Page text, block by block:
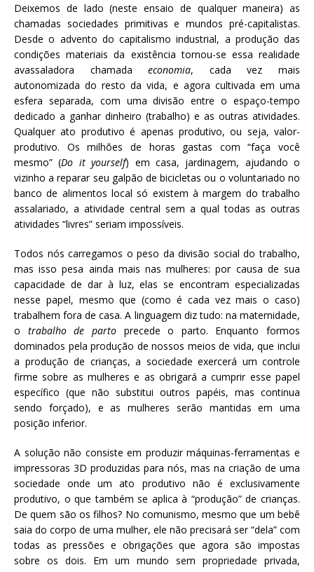
Deixemos de lado (neste ensaio de qualquer maneira) as
chamadas sociedades primitivas e mundos pré-capitalistas.
Desde o advento do capitalismo industrial, a produção das
condições materiais da existência tornou-se essa realidade
avassaladora chamadaeconomia, cada vez mais
autonomizada do resto da vida, e agora cultivada em uma
esfera separada, com uma divisão entre o espaço-tempo
dedicado a ganhar dinheiro (trabalho) e as outras atividades.
Qualquer ato produtivo é apenas produtivo, ou seja, valor-
produtivo. Os milhões de horas gastas com “faça você
mesmo” (Do it yourself) em casa, jardinagem, ajudando o
vizinho a reparar seu galpão de bicicletas ou o voluntariado no
banco de alimentos local só existem à margem do trabalho
assalariado, a atividade central sem a qual todas as outras
atividades “livres” seriam impossíveis.
Todos nós carregamos o peso da divisão social do trabalho,
mas isso pesa ainda mais nas mulheres: por causa de sua
capacidade de dar à luz, elas se encontram especializadas
nesse papel, mesmo que (como é cada vez mais o caso)
trabalhem fora de casa. A linguagem diz tudo: na maternidade,
o trabalho de partoprecede o parto. Enquanto formos
dominados pela produção de nossos meios de vida, que inclui
a produção de crianças, a sociedade exercerá um controle
firme sobre as mulheres e as obrigará a cumprir esse papel
específico (que não substitui outros papéis, mas continua
sendo forçado), e as mulheres serão mantidas em uma
posição inferior.
A solução não consiste em produzir máquinas-ferramentas e
impressoras 3D produzidas para nós, mas na criação de uma
sociedade onde um ato produtivo não é exclusivamente
produtivo, o que também se aplica à “produção” de crianças.
De quem são os filhos? No comunismo, mesmo que um bebê
saia do corpo de uma mulher, ele não precisará ser “dela” com
todas as pressões e obrigações que agora são impostas
sobre os dois. Em um mundo sem propriedade privada,